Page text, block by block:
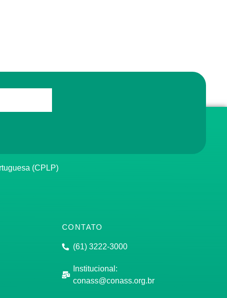
(CPLP)
CONTATO
(61) 3222-3000
Institucional:
conass@conass.org.br